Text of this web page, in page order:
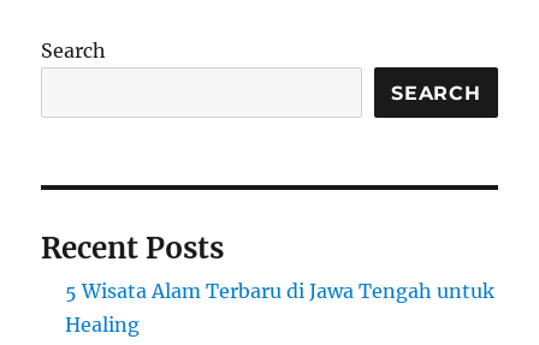
Jawa
Tengah
untuk
Search
SEARCH
Recent Posts
5 Wisata Alam Terbaru di Jawa Tengah untuk
Healing